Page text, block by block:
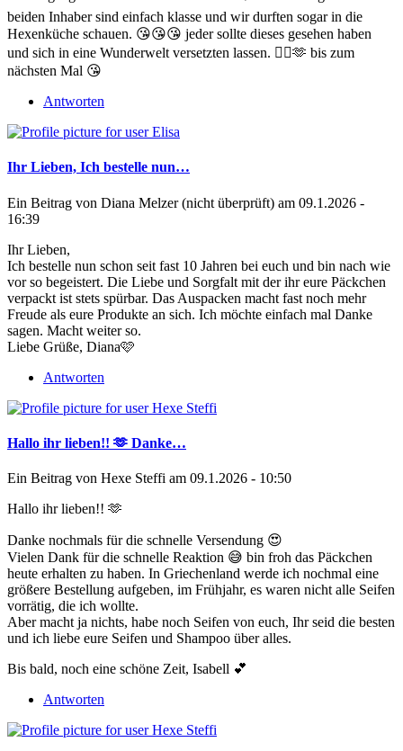
beiden Inhaber sind einfach klasse und wir durften sogar in die
Hexenküche schauen. 😘😘😘 jeder sollte dieses gesehen haben
und sich in eine Wunderwelt versetzten lassen. 🧙‍♀️🫶 bis zum
nächsten Mal 😘
Antworten
Ihr Lieben, Ich bestelle nun…
Ein Beitrag von Diana Melzer (nicht überprüft) am 09.1.2026 -
16:39
Ihr Lieben,
Ich bestelle nun schon seit fast 10 Jahren bei euch und bin nach wie
vor so begeistert. Die Liebe und Sorgfalt mit der ihr eure Päckchen
verpackt ist stets spürbar. Das Auspacken macht fast noch mehr
Freude als eure Produkte an sich. Ich möchte einfach mal Danke
sagen. Macht weiter so.
Liebe Grüße, Diana🩷
Antworten
Hallo ihr lieben!! 🫶 Danke…
Ein Beitrag von Hexe Steffi am 09.1.2026 - 10:50
Hallo ihr lieben!! 🫶
Danke nochmals für die schnelle Versendung 😍
Vielen Dank für die schnelle Reaktion 😅 bin froh das Päckchen
heute erhalten zu haben. In Griechenland werde ich nochmal eine
größere Bestellung aufgeben, im Frühjahr, es waren nicht alle Seifen
vorrätig, die ich wollte.
Aber macht ja nichts, habe noch Seifen von euch, Ihr seid die besten
und ich liebe eure Seifen und Shampoo über alles.
Bis bald, noch eine schöne Zeit, Isabell 💕
Antworten